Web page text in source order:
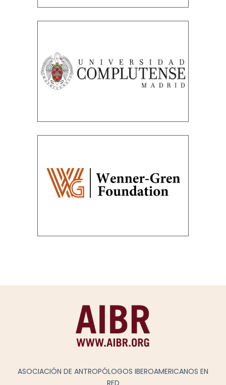
ASOCIACIÓN DE ANTROPÓLOGOS IBEROAMERICANOS EN